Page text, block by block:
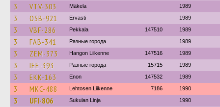
3 VTV-303 Mäkela 1989
3 OSB-921 Ervasti 1989
3 VBF-286 Pekkala 147510 1989
3 FAB-341 Разные города 1989
3 ZEM-373 Hangon Liikenne 147516 1989
3 IEE-393 Разные города 15715 1989
3 EKK-163 Enon 147532 1989
3 MKC-488 Lehtosen Liikenne 7186 1990
3 UFI-806 Sukulan Linja 1990